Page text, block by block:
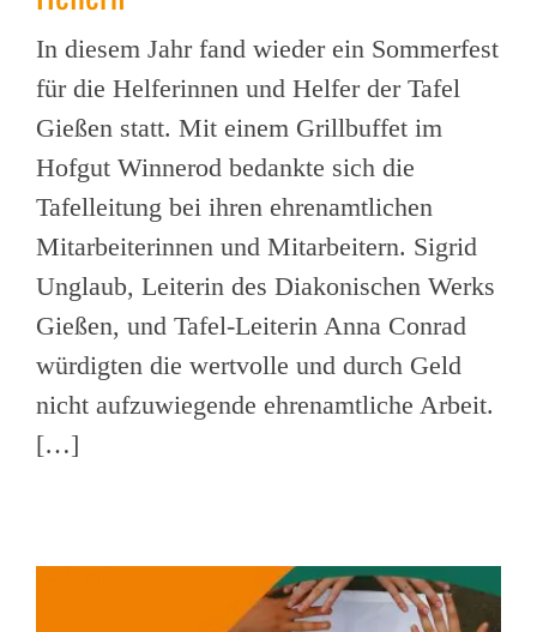
In diesem Jahr fand wieder ein Sommerfest
für die Helferinnen und Helfer der Tafel
Gießen statt. Mit einem Grillbuffet im
Hofgut Winnerod bedankte sich die
Tafelleitung bei ihren ehrenamtlichen
Mitarbeiterinnen und Mitarbeitern. Sigrid
Unglaub, Leiterin des Diakonischen Werks
Gießen, und Tafel-Leiterin Anna Conrad
würdigten die wertvolle und durch Geld
nicht aufzuwiegende ehrenamtliche Arbeit.
[…]